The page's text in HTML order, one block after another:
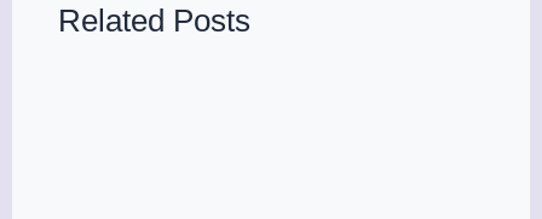
Related Posts